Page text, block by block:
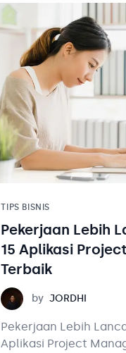
dengan antusiasme
kemeriahannya tidak
oleh umat Islam saja,
seluruh masyarakat
multikulturalnya
TIPS BISNIS
Pekerjaan Lebih
15 Aplikasi
Terbaik
Jordhiby JORDHI
Pekerjaan Lebih
Aplikasi Project